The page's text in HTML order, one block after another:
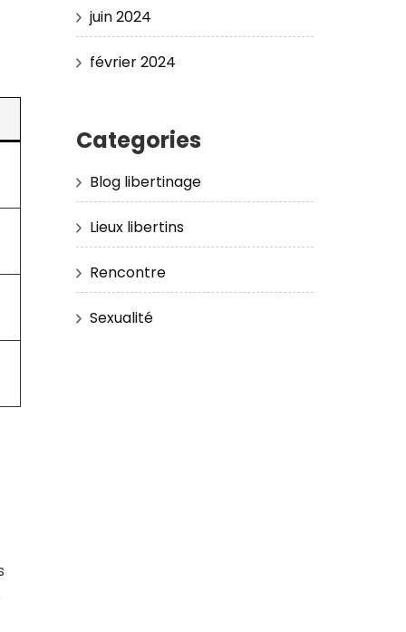
juin 2024
février 2024
Categories
Blog libertinage
Lieux libertins
Rencontre
Sexualité